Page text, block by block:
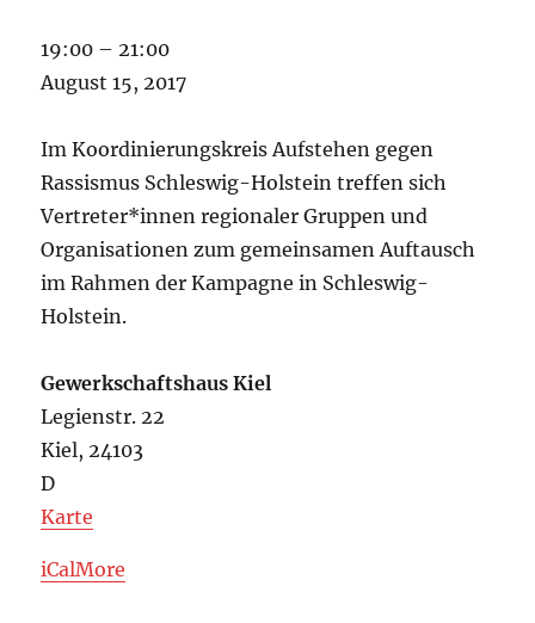
Treffen
des
Schleswig-
Holstein
19:00 –21:00
August 15, 2017
Im Koordinierungskreis Aufstehen gegen
Rassismus Schleswig-Holstein treffen sich
Vertreter*innen regionaler Gruppen und
Organisationen zum gemeinsamen Auftausch
im Rahmen der Kampagne in Schleswig-
Holstein.
Gewerkschaftshaus Kiel
Legienstr. 22
Kiel,24103
D
Karte
iCalMore